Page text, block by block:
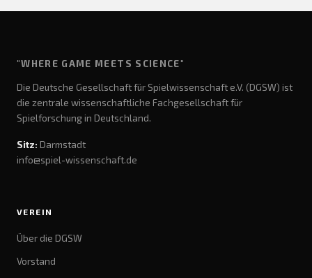
"WHERE GAME MEETS SCIENCE"
Die Deutsche Gesellschaft für Spielwissenschaft e.V. (DGSW) ist
die zentrale wissenschaftliche Fachgesellschaft für
Spielforschung in Deutschland.
Sitz: Darmstadt
info@spiel-wissenschaft.de
VEREIN
Über die DGSW
Vorstand